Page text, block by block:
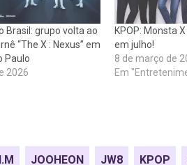
Brasil: grupo volta ao
“The X : Nexus” em
Paulo
2026
KPOP: Monsta
em julho!
8 de março de
Em
JOOHEON JW8 KPOP